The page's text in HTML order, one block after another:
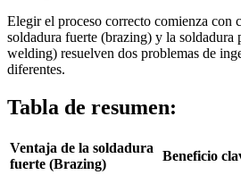
Elegir el proceso correcto comienza con
soldadura fuerte (brazing) y la soldadura
welding) resuelven dos problemas de
diferentes.
Tabla de resumen:
Ventaja de la soldadura
fuerte (Brazing)
Beneficio